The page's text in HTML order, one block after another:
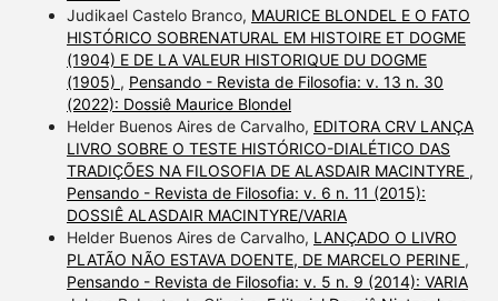
Judikael Castelo Branco, MAURICE BLONDEL E O FATO
HISTÓRICO SOBRENATURAL EM HISTOIRE ET DOGME
(1904) E DE LA VALEUR HISTORIQUE DU DOGME
(1905) , Pensando - Revista de Filosofia: v. 13 n. 30
(2022): Dossiê Maurice Blondel
Helder Buenos Aires de Carvalho, EDITORA CRV LANÇA
LIVRO SOBRE O TESTE HISTÓRICO-DIALÉTICO DAS
TRADIÇÕES NA FILOSOFIA DE ALASDAIR MACINTYRE ,
Pensando - Revista de Filosofia: v. 6 n. 11 (2015):
DOSSIÊ ALASDAIR MACINTYRE/VARIA
Helder Buenos Aires de Carvalho, LANÇADO O LIVRO
PLATÃO NÃO ESTAVA DOENTE, DE MARCELO PERINE ,
Pensando - Revista de Filosofia: v. 5 n. 9 (2014): VARIA